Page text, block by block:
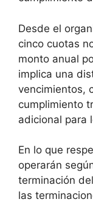
Desde el
cinco cuotas
monto anual
implica una
vencimientos,
cumplimiento
adicional para
En lo que
operarán
terminación
las